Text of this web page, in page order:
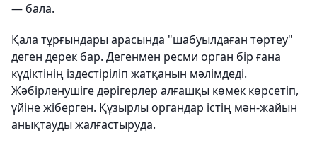
— бала.
Қала тұрғындары арасында "шабуылдаған төртеу"
деген дерек бар. Дегенмен ресми орган бір ғана
күдіктінің іздестіріліп жатқанын мәлімдеді.
Жәбірленушіге дәрігерлер алғашқы көмек көрсетіп,
үйіне жіберген. Құзырлы органдар істің мән-жайын
анықтауды жалғастыруда.